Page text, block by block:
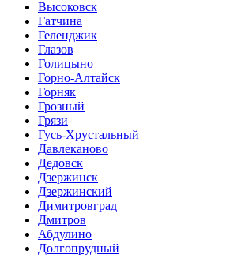
Высоковск
Гатчина
Геленджик
Глазов
Голицыно
Горно-Алтайск
Горняк
Грозный
Грязи
Гусь-Хрустальный
Давлеканово
Дедовск
Дзержинск
Дзержинский
Димитровград
Дмитров
Абдулино
Долгопрудный